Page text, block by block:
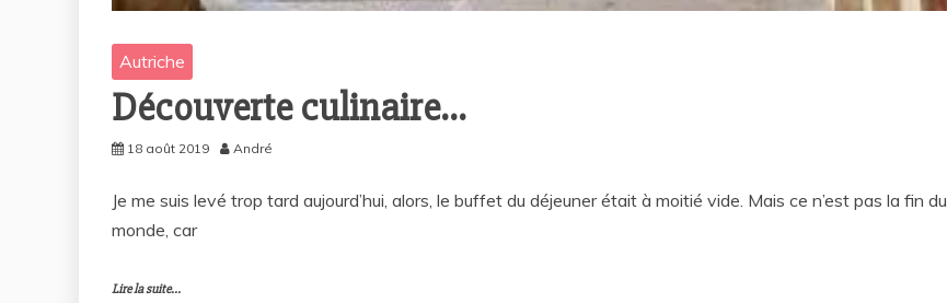
Autriche
Découverte culinaire…
18 août 2019 André
Je me suis levé trop tard aujourd’hui, alors, le buffet du déjeuner était à moitié vide. Mais ce n’est pas la fin du
monde, car
Lire la suite...